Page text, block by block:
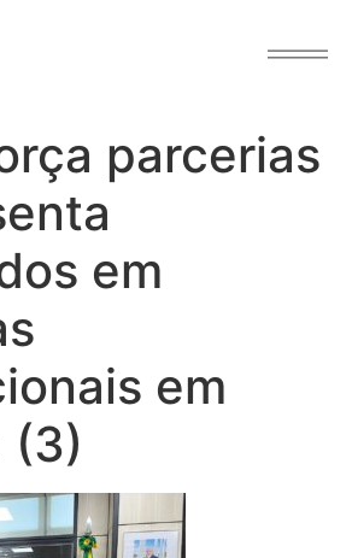
parcerias
em
em
(3)